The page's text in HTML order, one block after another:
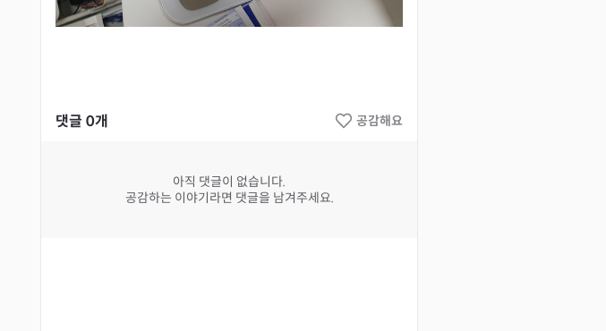
댓글 0개 공감해요
아직 댓글이 없습니다.
공감하는 이야기라면 댓글을 남겨주세요.